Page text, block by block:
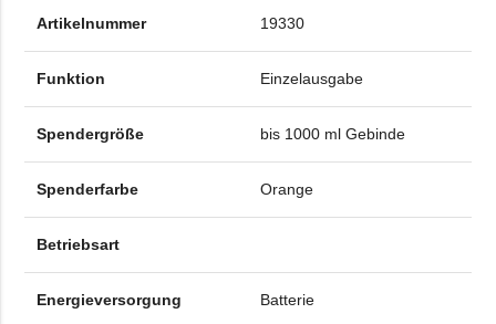
Artikelnummer 19330
Funktion Einzelausgabe
Spendergröße bis 1000 ml Gebinde
Spenderfarbe Orange
Betriebsart
Energieversorgung Batterie